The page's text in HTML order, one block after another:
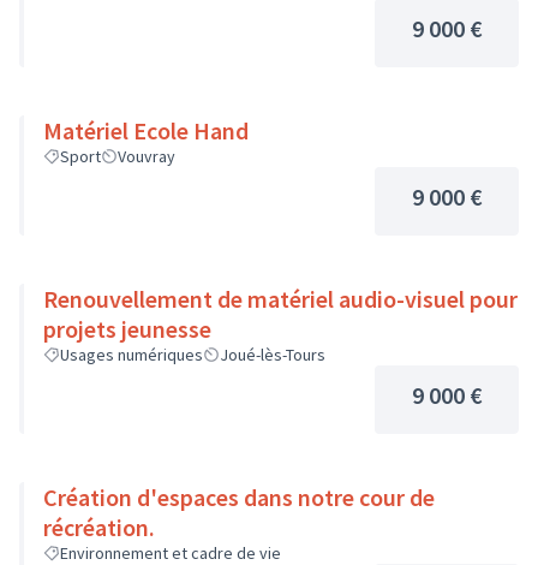
9 000 €
Matériel Ecole Hand
Sport Vouvray
9 000 €
Renouvellement de matériel audio-visuel pour
projets jeunesse
Usages numériques Joué-lès-Tours
9 000 €
Création d'espaces dans notre cour de
récréation.
Environnement et cadre de vie